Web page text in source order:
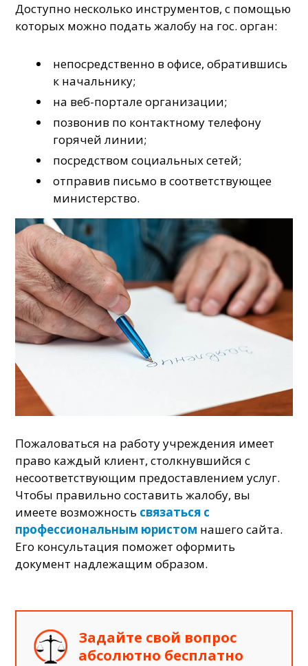
Доступно несколько инструментов, с помощью
которых можно подать жалобу на гос. орган:
непосредственно в офисе, обратившись
к начальнику;
на веб-портале организации;
позвонив по контактному телефону
горячей линии;
посредством социальных сетей;
отправив письмо в соответствующее
министерство.
Пожаловаться на работу учреждения имеет
право каждый клиент, столкнувшийся с
несоответствующим предоставлением услуг.
Чтобы правильно составить жалобу, вы
имеете возможность связаться с
профессиональным юристом нашего сайта.
Его консультация поможет оформить
документ надлежащим образом.
Задайте свой вопрос
абсолютно бесплатно